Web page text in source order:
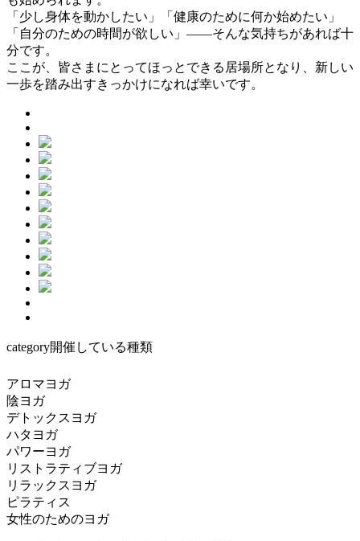
「少し身体を動かしたい」「健康のために何か始めたい」
「自分のための時間が欲しい」——そんな気持ちがあれば十
分です。
ここが、皆さまにとってほっとできる居場所となり、新しい
一歩を踏み出すきっかけになれば幸いです。
category開催している種類
アロマヨガ
陰ヨガ
デトックスヨガ
ハタヨガ
パワーヨガ
リストラティブヨガ
リラックスヨガ
ピラティス
女性のためのヨガ